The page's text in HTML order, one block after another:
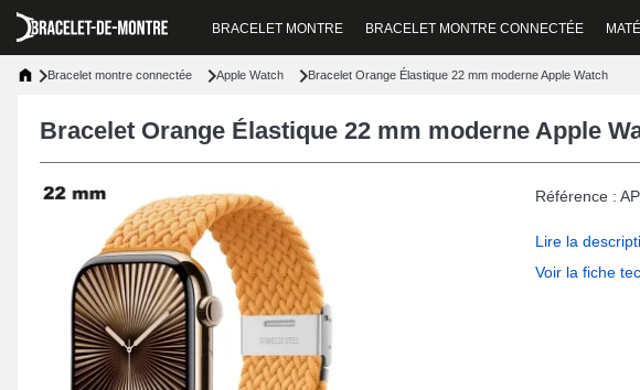
BRACELET MONTRE BRACELET MONTRE CONNECTÉE
Bracelet montre connectée Apple Watch Bracelet Orange Élastique 22 mm moderne Apple Watch
Bracelet Orange Élastique 22 mm moderne Apple
Référence :
Lire la
Voir la fiche